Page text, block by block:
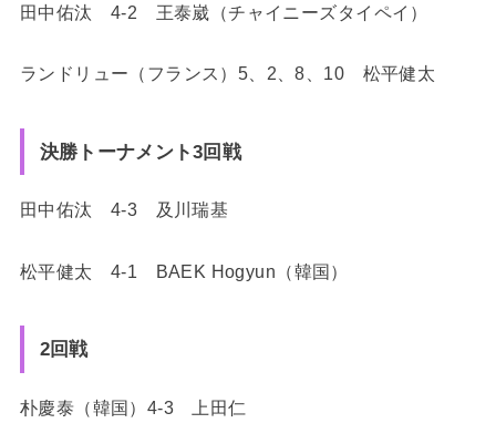
田中佑汰 4-2 王泰崴（チャイニーズタイペイ）
ランドリュー（フランス）5、2、8、10 松平健太
決勝トーナメント3回戦
田中佑汰 4-3 及川瑞基
松平健太 4-1 BAEK Hogyun（韓国）
2回戦
朴慶泰（韓国）4-3 上田仁